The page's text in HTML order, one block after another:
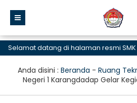
datang di halaman resmi SMK
Anda disini : Beranda - Ruang
Negeri 1 Karangdadap Gelar